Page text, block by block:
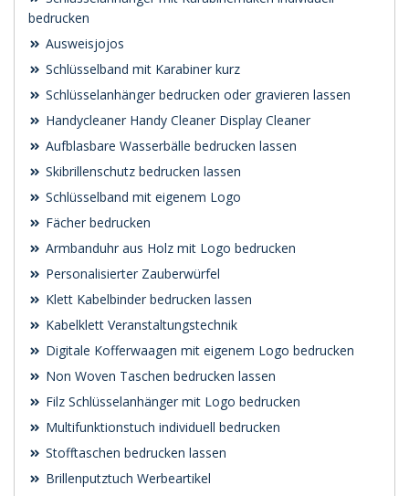
bedrucken
Ausweisjojos
Schlüsselband mit Karabiner kurz
Schlüsselanhänger bedrucken oder gravieren lassen
Handycleaner Handy Cleaner Display Cleaner
Aufblasbare Wasserbälle bedrucken lassen
Skibrillenschutz bedrucken lassen
Schlüsselband mit eigenem Logo
Fächer bedrucken
Armbanduhr aus Holz mit Logo bedrucken
Personalisierter Zauberwürfel
Klett Kabelbinder bedrucken lassen
Kabelklett Veranstaltungstechnik
Digitale Kofferwaagen mit eigenem Logo bedrucken
Non Woven Taschen bedrucken lassen
Filz Schlüsselanhänger mit Logo bedrucken
Multifunktionstuch individuell bedrucken
Stofftaschen bedrucken lassen
Brillenputztuch Werbeartikel